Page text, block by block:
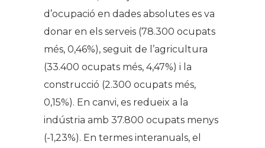
d’ocupació en dades absolutes es va
donar en els serveis (78.300 ocupats
més, 0,46%), seguit de l’agricultura
(33.400 ocupats més, 4,47%) i la
construcció (2.300 ocupats més,
0,15%). En canvi, es redueix a la
indústria amb 37.800 ocupats menys
(-1,23%). En termes interanuals, el